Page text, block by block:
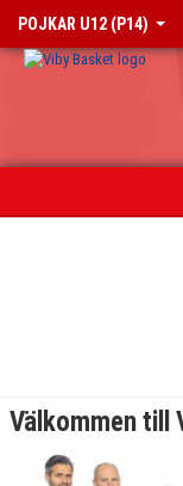
POJKAR U12 (P14)
Välkommen till